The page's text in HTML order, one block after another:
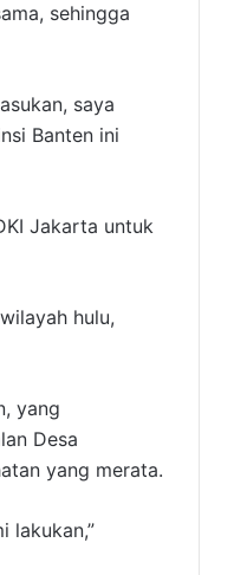
sehingga
saya
Banten ini
Jakarta untuk
hulu,
yang
Desa
yang merata.
lakukan,”